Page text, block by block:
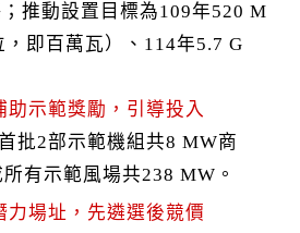
推動設置目標為109年520 M
即百萬瓦）、114年5.7 G
助示範獎勵，引導投入
批2部示範機組共8 MW商
有示範風場共238 MW。
力場址，先遴選後競價